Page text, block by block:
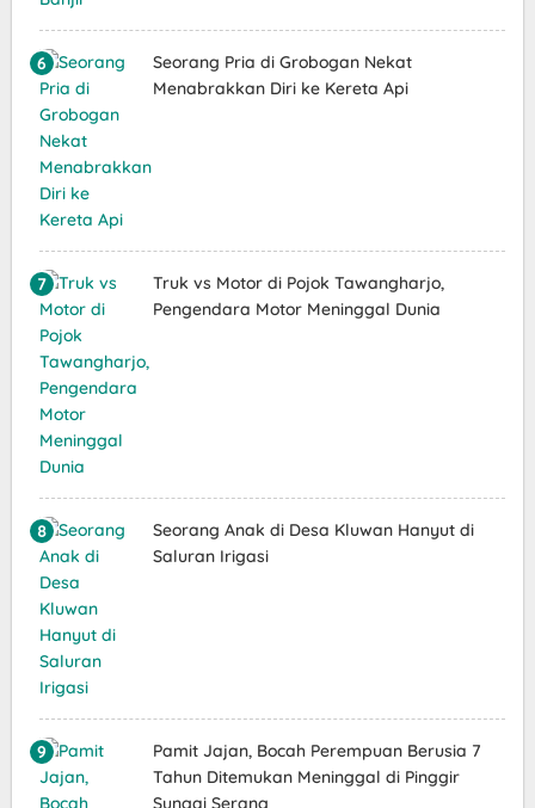
Seorang Pria di Grobogan Nekat
Menabrakkan Diri ke Kereta Api
Truk vs Motor di Pojok Tawangharjo,
Pengendara Motor Meninggal Dunia
Seorang Anak di Desa Kluwan Hanyut di
Saluran Irigasi
Pamit Jajan, Bocah Perempuan Berusia 7
Tahun Ditemukan Meninggal di Pinggir
Sungai Serang